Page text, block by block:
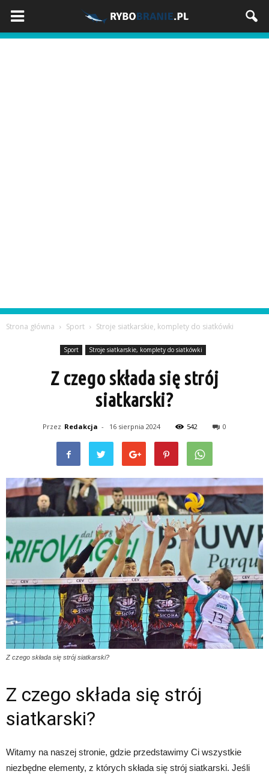
Strona główna Sport Stroje siatkarskie, komplety do siatkówki
Sport Stroje siatkarskie, komplety do siatkówki
Z czego składa się strój
siatkarski?
Przez Redakcja - 16 sierpnia 2024 542 0
Z czego składa się strój siatkarski?
Z czego składa się strój
siatkarski?
Witamy na naszej stronie, gdzie przedstawimy Ci wszystkie
niezbędne elementy, z których składa się strój siatkarski. Jeśli